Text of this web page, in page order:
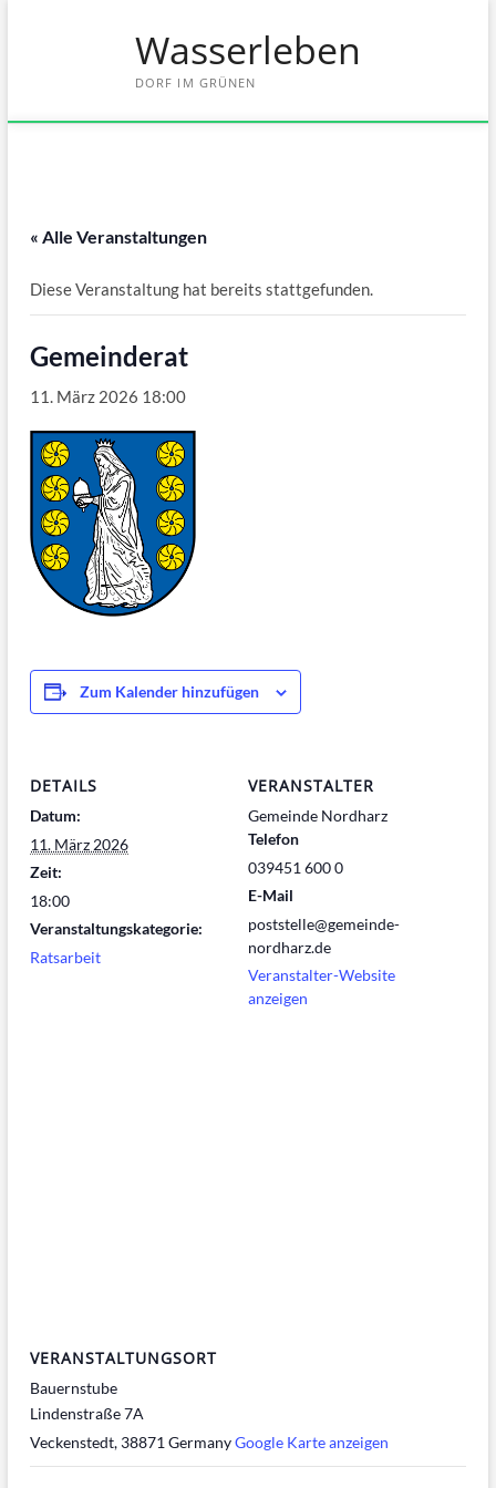
Wasserleben
DORF IM GRÜNEN
« Alle Veranstaltungen
Diese Veranstaltung hat bereits stattgefunden.
Gemeinderat
11. März 2026 18:00
Zum Kalender hinzufügen
DETAILS
Datum:
11. März 2026
Zeit:
18:00
Veranstaltungskategorie:
Ratsarbeit
VERANSTALTER
Gemeinde Nordharz
Telefon
039451 600 0
E-Mail
poststelle@gemeinde-
nordharz.de
Veranstalter-Website
anzeigen
VERANSTALTUNGSORT
Bauernstube
Lindenstraße 7A
Veckenstedt, 38871 GermanyGoogle Karte anzeigen